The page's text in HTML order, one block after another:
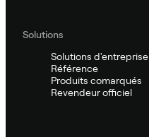
Solutions
Solutions d'entreprise
Référence
Produits comarqués
Revendeur officiel